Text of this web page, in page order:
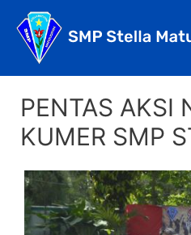
content
PENTAS AKSI
KUMER SMP